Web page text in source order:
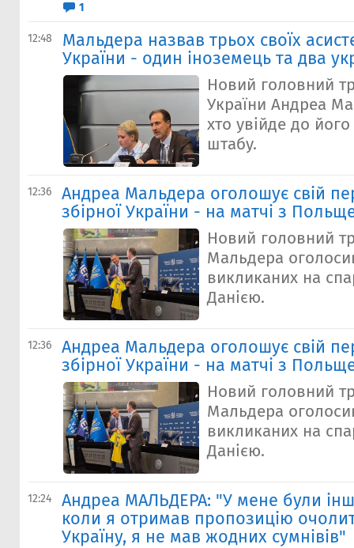
1
12:48
Мальдера назвав трьох своїх
України - один іноземець та два
Новий головний
України Андреа
хто увійде до
штабу.
12:36
Андреа Мальдера оголошує свій
збірної України - на матчі з
Новий головний
Мальдера
викликаних на
Данією.
12:36
Андреа Мальдера оголошує свій
збірної України - на матчі з
Новий головний
Мальдера
викликаних на
Данією.
12:24
Андреа МАЛЬДЕРА: "У мене були
коли я отримав пропозицію
Україну, я не мав жодних сумнівів"